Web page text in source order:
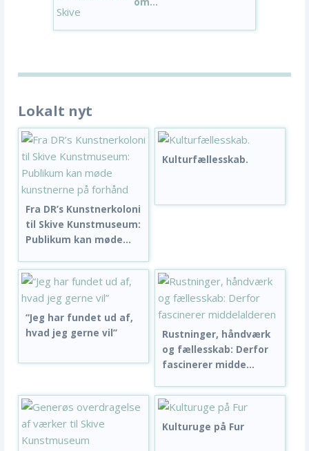
Lokalt nyt
Fra DR’s Kunstnerkoloni
til Skive Kunstmuseum:
Publikum kan møde...
Kulturfællesskab.
“Jeg har fundet ud af,
hvad jeg gerne vil”
Rustninger, håndværk
og fællesskab: Derfor
fascinerer midde...
Kulturuge på Fur